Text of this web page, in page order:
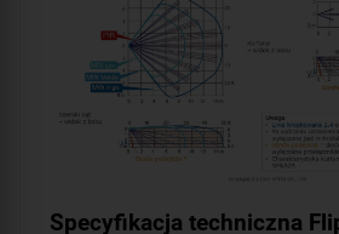
Specyfikacja techniczna